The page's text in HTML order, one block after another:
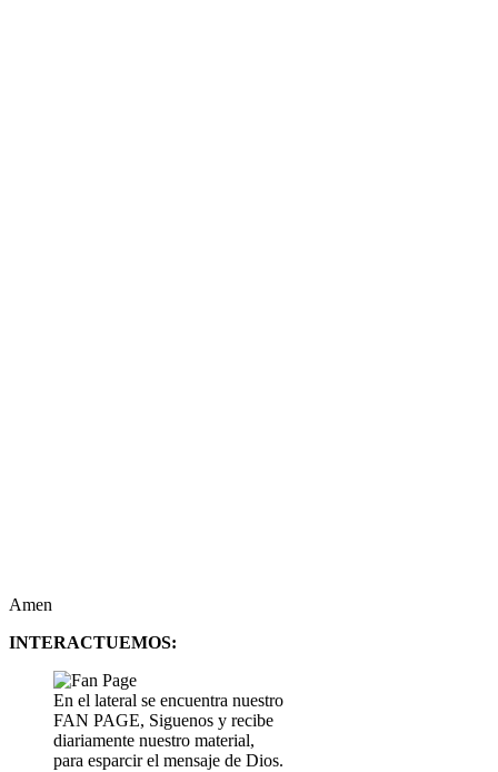
Amen
INTERACTUEMOS:
En el lateral se encuentra nuestro
FAN PAGE, Siguenos y recibe
diariamente nuestro material,
para esparcir el mensaje de Dios.